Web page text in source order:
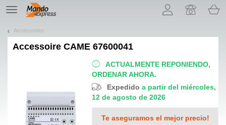
TE
navigation
Accessorios
Accessoire CAME 67600041
ACTUALMENTE REPONIENDO,
ORDENAR AHORA.
Expedidoa partir del miércoles,
12 de agosto de 2026
Te aseguramos el mejor precio!
¡Permítenos presentarte nuestras cookies!